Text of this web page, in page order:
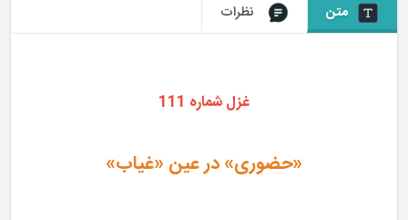
متن نظرات
غزل شماره 111
«حضوری» در عین «غیاب»